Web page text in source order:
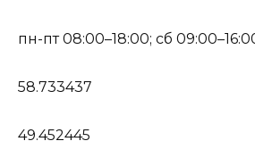
пн-пт 08:00–18:00; сб
58.733437
49.452445